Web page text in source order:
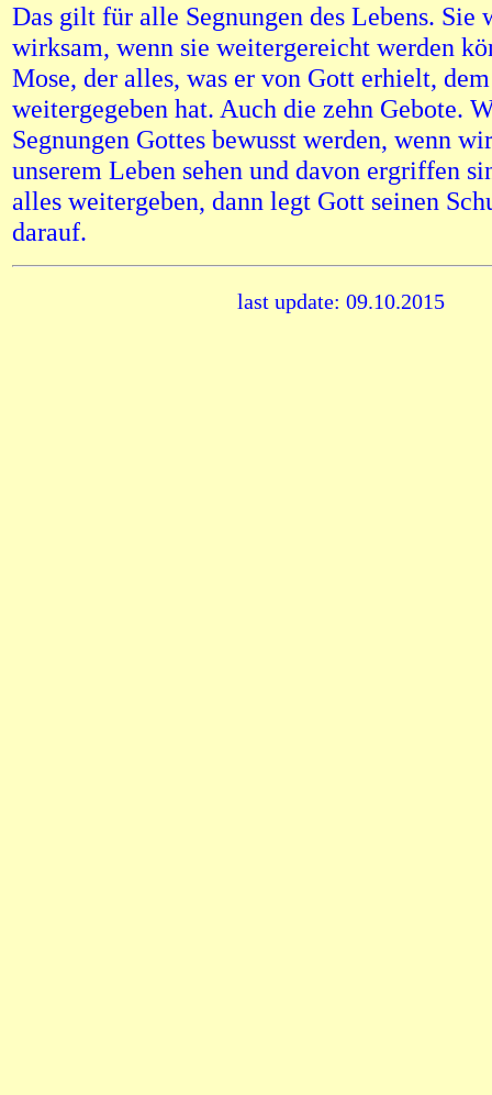
Das gilt für alle Segnungen des Lebens. Sie
wirksam, wenn sie weitergereicht werden
Mose, der alles, was er von Gott erhielt,
weitergegeben hat. Auch die zehn Gebote.
Segnungen Gottes bewusst werden, wenn
unserem Leben sehen und davon ergriffen
alles weitergeben, dann legt Gott seinen
darauf.
last update: 09.10.2015